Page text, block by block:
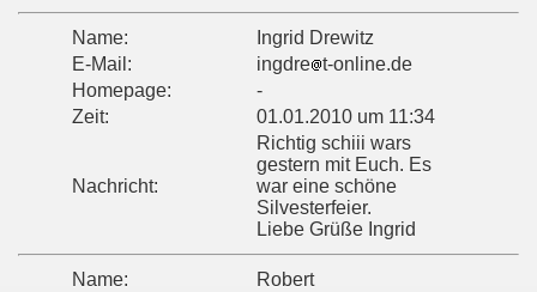
Name:
Ingrid Drewitz
E-Mail:
ingdre t-online.de
Homepage:
-
Zeit:
01.01.2010 um 11:34
Nachricht:
Richtig schiii wars
gestern mit Euch. Es
war eine schöne
Silvesterfeier.
Liebe Grüße Ingrid
Name:
Robert